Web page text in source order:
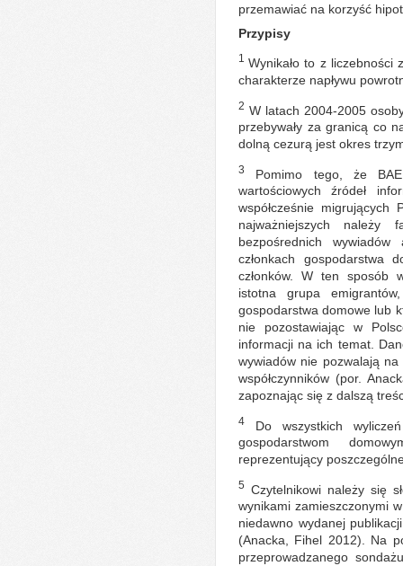
przemawiać na korzyść
Przypisy
1Wynikało to z liczebności
charakterze napływu
2 W latach 2004-2005
przebywały za granicą co
dolną cezurą jest okres
3
Pomimo tego, że
wartościowych źródeł
współcześnie
najważniejszych
bezpośrednich
członkach gospodarstwa
członków. W ten sposób
istotna grupa
gospodarstwa domowe lub
nie pozostawiając w
informacji na ich temat.
wywiadów nie pozwalają
współczynników (por.
zapoznając się z dalszą
4
Do wszystkich
gospodarstwom
reprezentujący
5
Czytelnikowi należy się
wynikami zamieszczonymi
niedawno wydanej
(Anacka, Fihel 2012). Na
przeprowadzanego